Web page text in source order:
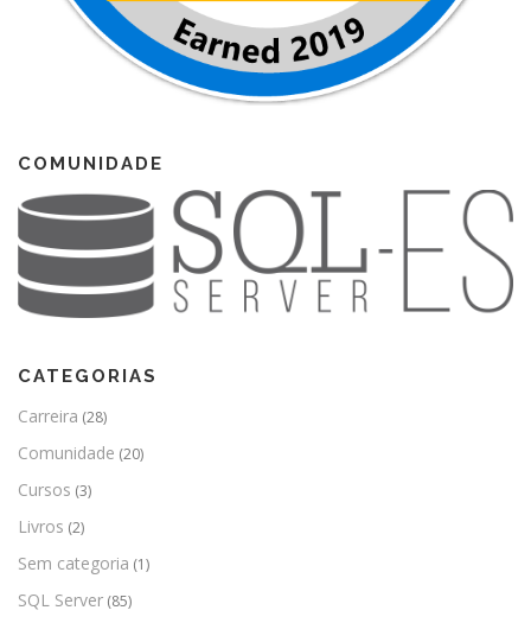
COMUNIDADE
CATEGORIAS
Carreira (28)
Comunidade (20)
Cursos (3)
Livros (2)
Sem categoria (1)
SQL Server (85)